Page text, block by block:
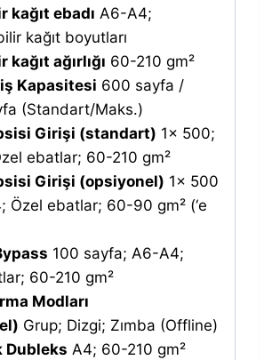
kağıt ebadı A6-A4;
kağıt boyutları
kağıt ağırlığı 60-210 gm²
Kapasitesi 600 sayfa /
(Standart/Maks.)
Girişi (standart) 1x 500;
ebatlar; 60-210 gm²
Girişi (opsiyonel) 1x 500
Özel ebatlar; 60-90 gm² (‘e
100 sayfa; A6-A4;
60-210 gm²
Modları
Grup; Dizgi; Zımba (Offline)
Dubleks A4; 60-210 gm²